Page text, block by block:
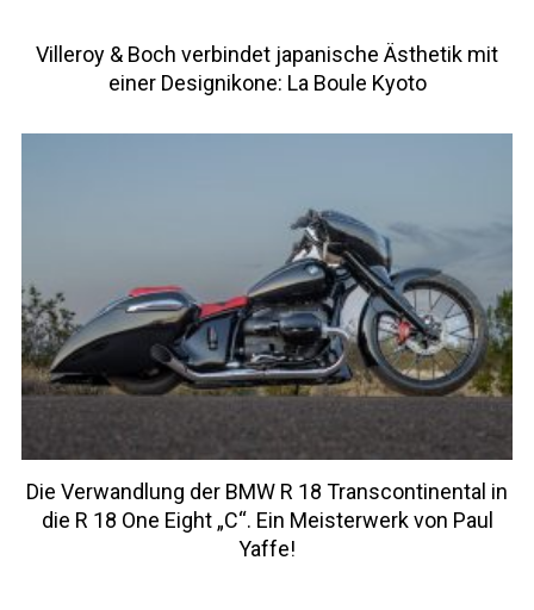
Villeroy & Boch verbindet japanische Ästhetik mit
einer Designikone: La Boule Kyoto
Die Verwandlung der BMW R 18 Transcontinental in
die R 18 One Eight „C“. Ein Meisterwerk von Paul
Yaffe!